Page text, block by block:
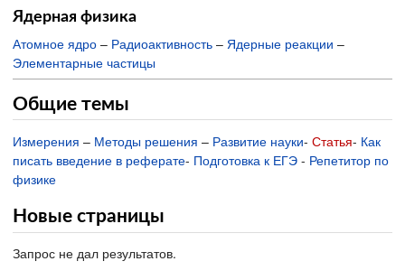
Ядерная физика
Атомное ядро – Радиоактивность – Ядерные реакции –
Элементарные частицы
Общие темы
Измерения – Методы решения – Развитие науки- Статья- Как
писать введение в реферате- Подготовка к ЕГЭ - Репетитор по
физике
Новые страницы
Запрос не дал результатов.